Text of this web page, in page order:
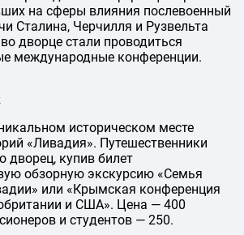
на сферы влияния послевоенный
Сталина, Черчилля и Рузвельта
дворце стали проводиться
международные конференции.
историческом месте
«Ливадия». Путешественники
дворец, купив билет
обзорную экскурсию «Семья
или «Крымская конференция
и США». Цена — 400
и студентов — 250.